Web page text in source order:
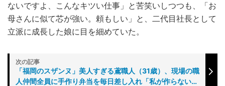
ないですよ、こんなキツい仕事」と苦笑いしつつも、「お
母さんに似て芯が強い。頼もしい」と、二代目社長として
立派に成長した娘に目を細めていた。
「福岡のスザンヌ」美人すぎる鳶職人（31歳）、現場の職
人仲間全員に手作り弁当を毎日差し入れ「私が作らないと